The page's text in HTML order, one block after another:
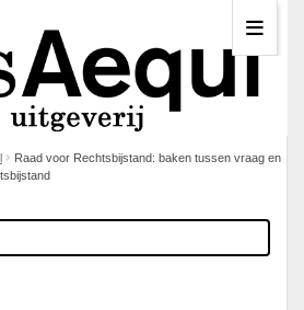
Raad voor Rechtsbijstand: baken tussen vraag en